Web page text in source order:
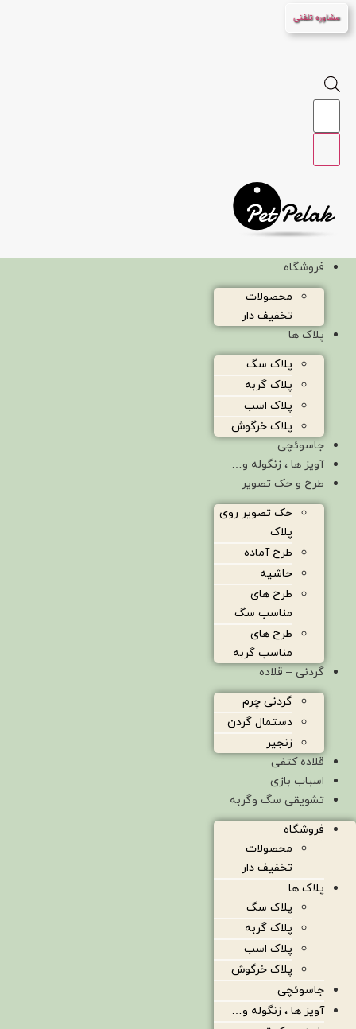
پرش
به
مشاوره تلفنی
Products
فروشگاه
محصولات
تخفیف دار
پلاک ها
پلاک سگ
پلاک گربه
پلاک اسب
پلاک خرگوش
جاسوئچی
آویز ها ، زنگوله و…
طرح و حک تصویر
حک تصویر روی
پلاک
طرح آماده
حاشیه
طرح های
مناسب سگ
طرح های
مناسب گربه
گردنی – قلاده
گردنی چرم
دستمال گردن
زنجیر
قلاده کتفی
اسباب بازی
تشویقی سگ وگربه
فروشگاه
محصولات
تخفیف دار
پلاک ها
پلاک سگ
پلاک گربه
پلاک اسب
پلاک خرگوش
جاسوئچی
آویز ها ، زنگوله و…